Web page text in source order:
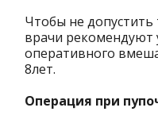
Чтобы не допустить
врачи
оперативного
8лет.
Операция при